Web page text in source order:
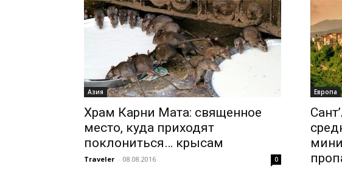
Азия
Храм Карни Мата: священное
место, куда приходят
поклониться… крысам
Traveler - 08.08.2016 0
Европа